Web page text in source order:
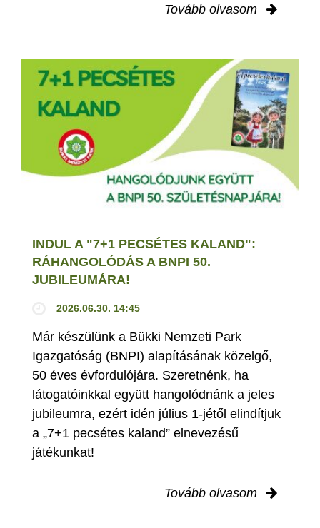
Tovább olvasom
INDUL A "7+1 PECSÉTES KALAND":
RÁHANGOLÓDÁS A BNPI 50.
JUBILEUMÁRA!
2026.06.30. 14:45
Már készülünk a Bükki Nemzeti Park
Igazgatóság (BNPI) alapításának közelgő,
50 éves évfordulójára. Szeretnénk, ha
látogatóinkkal együtt hangolódnánk a jeles
jubileumra, ezért idén július 1-jétől elindítjuk
a „7+1 pecsétes kaland” elnevezésű
játékunkat!
Tovább olvasom